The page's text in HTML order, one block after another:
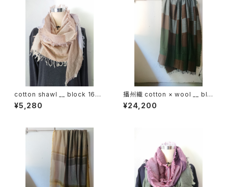
cotton shawl __ block 160
木通w
¥5,280
播州織 cotton × wool __ blo
ck 220-120 狭霧GK
¥24,200